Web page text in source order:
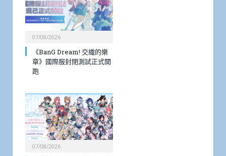
07/08/2026
《BanG Dream! 交織的樂
章》國際服封閉測試正式開
跑
07/08/2026